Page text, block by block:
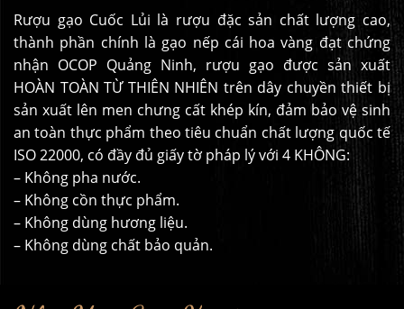
Rượu gạo Cuốc Lủi là rượu đặc sản chất lượng cao,
thành phần chính là gạo nếp cái hoa vàng đạt chứng
nhận OCOP Quảng Ninh, rượu gạo được sản xuất
HOÀN TOÀN TỪ THIÊN NHIÊN trên dây chuyền thiết bị
sản xuất lên men chưng cất khép kín, đảm bảo vệ sinh
an toàn thực phẩm theo tiêu chuẩn chất lượng quốc tế
ISO 22000, có đầy đủ giấy tờ pháp lý với 4 KHÔNG:
– Không pha nước.
– Không cồn thực phẩm.
– Không dùng hương liệu.
– Không dùng chất bảo quản.